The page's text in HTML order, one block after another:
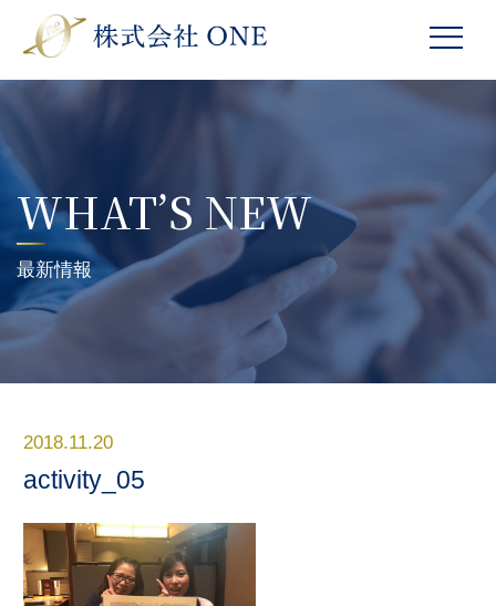
WHAT’S NEW
最新情報
2018.11.20
activity_05